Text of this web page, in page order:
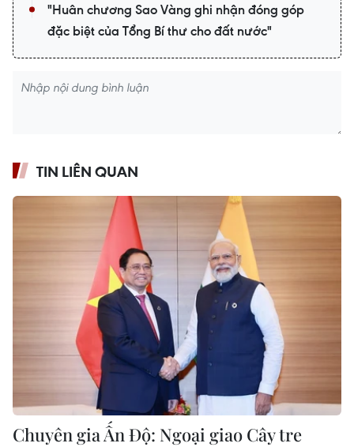
"Huân chương Sao Vàng ghi nhận đóng góp
đặc biệt của Tổng Bí thư cho đất nước"
TIN LIÊN QUAN
Chuyên gia Ấn Độ: Ngoại giao Cây tre